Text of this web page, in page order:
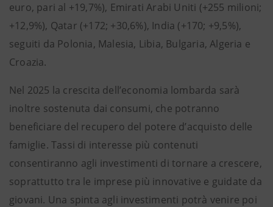
euro, pari al +19,7%), Emirati Arabi Uniti (+255 milioni;
+12,9%), Qatar (+172; +30,6%), India (+170; +9,5%),
seguiti da Polonia, Malesia, Libia, Bulgaria, Algeria e
Croazia.
Nel 2025 la crescita dell’economia lombarda sarà
inoltre sostenuta dai consumi, che potranno
beneficiare del recupero del potere d’acquisto delle
famiglie. Tassi di interesse più contenuti
consentiranno agli investimenti di tornare a crescere,
soprattutto tra le imprese più innovative e guidate da
giovani. Una spinta agli investimenti potrà venire poi